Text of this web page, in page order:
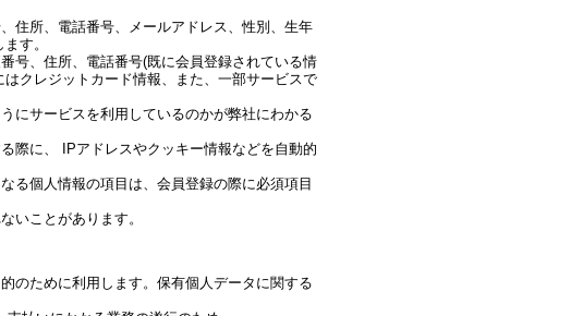
住所、電話番号、メールアドレス、性別、生年
す。
号、住所、電話番号(既に会員登録されている情
クレジットカード情報、また、一部サービスで
にサービスを利用しているのかが弊社にわかる
際に、 IPアドレスやクッキー情報などを自動的
る個人情報の項目は、会員登録の際に必須項目
いことがあります。
のために利用します。保有個人データに関する